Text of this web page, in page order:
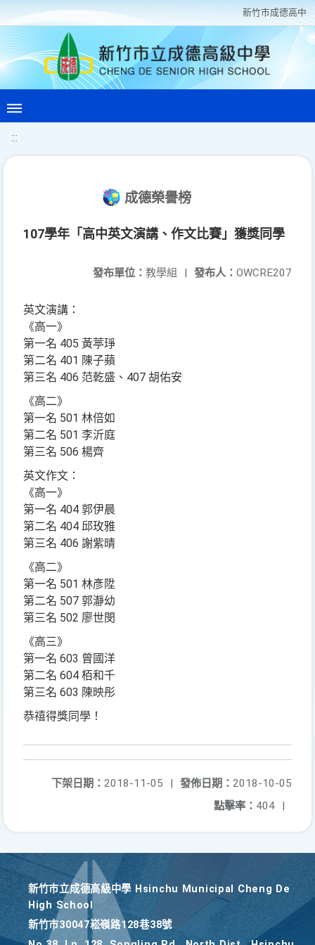
新竹巿成德高中
:::
成德榮譽榜
107學年「高中英文演講、作文比賽」獲獎同學
發布人： OWCRE207
發布單位： 教學組 |
英文演講：
《高一》
第一名 405 黃葶琤
第二名 401 陳子蘋
第三名 406 范乾盛、407 胡佑安
《高二》
第一名 501 林倍如
第二名 501 李沂庭
第三名 506 楊齊
英文作文：
《高一》
第一名 404 郭伊晨
第二名 404 邱玫雅
第三名 406 謝紫晴
《高二》
第一名 501 林彥陞
第二名 507 郭瀞幼
第三名 502 廖世閔
《高三》
第一名 603 曾國洋
第二名 604 栢和千
第三名 603 陳映彤
恭禧得獎同學！
發佈日期： 2018-10-05
下架日期： 2018-11-05
|
點擊率： 404 |
新竹巿立成德高級中學 Hsinchu Municipal Cheng De
High School
新竹巿30047崧嶺路128巷38號